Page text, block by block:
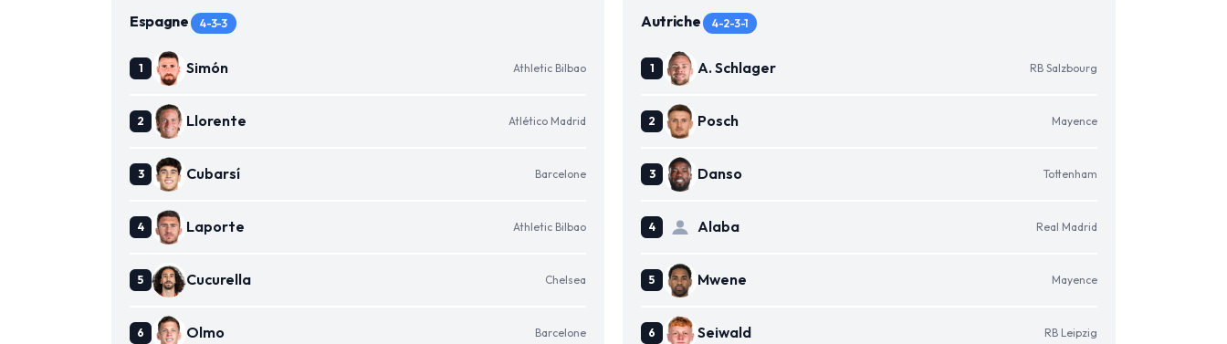
Espagne 4-3-3
Simón Athletic Bilbao
Llorente Atlético Madrid
Cubarsí Barcelone
Laporte Athletic Bilbao
Cucurella Chelsea
Olmo Barcelone
Autriche 4-2-3-1
A. Schlager RB Salzbourg
Posch Mayence
Danso Tottenham
Alaba Real Madrid
Mwene Mayence
Seiwald RB Leipzig